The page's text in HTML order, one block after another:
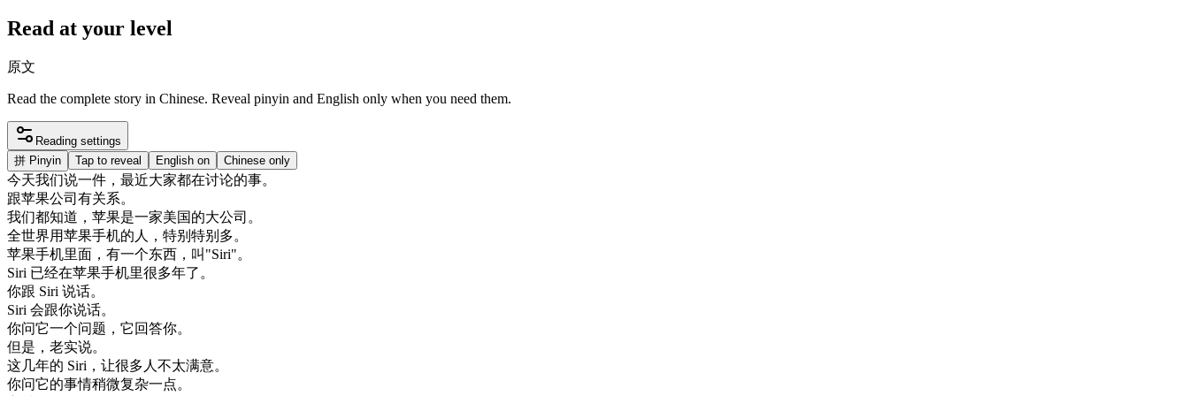
Read at your level
原文
Read the complete story in Chinese. Reveal pinyin and English only when you need them.
Reading settings
拼 Pinyin Tap to reveal English on Chinese only
今天我们说一件 ， 最近大家都在讨论的事。
跟苹果公司 有关系。
我们都知道 ， 苹果是一家美国的大公司 。
全世界用苹果手机的 人 ， 特别 特别 多。
苹果手机里面 ， 有一个东西 ， 叫 "Siri"。
Siri 已经在苹果手机里很多年了 。
你跟 Siri 说话。
Siri 会跟你说话。
你问它一个问题 ， 它 回答你。
但是 ， 老实说。
这几年的 Siri ， 让很多 人 不太满意。
你问它的事情稍微复杂一点。